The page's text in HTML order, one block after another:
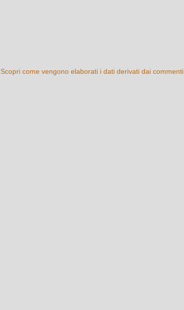
Scopri come vengono elaborati i dati derivati dai commenti